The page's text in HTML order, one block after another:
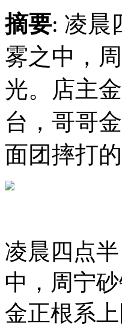
摘要: 凌晨
雾之中，
光。店主
台，哥哥
面团摔打
凌晨四点
中，周宁
金正根系